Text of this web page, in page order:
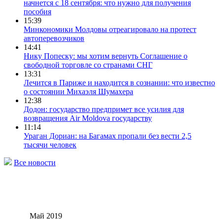
начнется с 18 сентября: что нужно для получения
пособия
15:39
Минкономики Молдовы отреагировало на протест
автоперевозчиков
14:41
Нику Попеску: мы хотим вернуть Соглашение о
свободной торговле со странами СНГ
13:31
Лечится в Париже и находится в сознании: что известно
о состоянии Михаэля Шумахера
12:38
Додон: государство предпримет все усилия для
возвращения Air Moldova государству
11:14
Ураган Дориан: на Багамах пропали без вести 2,5
тысячи человек
Все новости
Май 2019